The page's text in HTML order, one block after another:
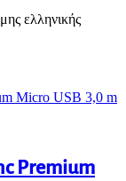
ελληνικής
Premium